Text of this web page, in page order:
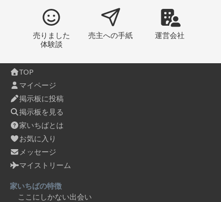
売りました
体験談
売主への手紙 運営会社
TOP
マイページ
掲示板に投稿
掲示板を見る
家いちばとは
お気に入り
メッセージ
マイストリーム
家いちばの特徴
ここにしかない出会い